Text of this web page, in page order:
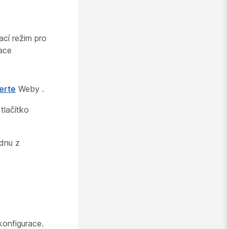
režim pro
Weby .
z